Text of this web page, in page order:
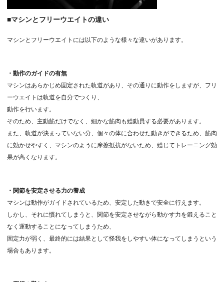
■マシンとフリーウエイトの違い
マシンとフリーウエイトには以下のような様々な違いがあります。
・動作のガイドの有無
マシンはあらかじめ固定された軌道があり、その通りに動作をしますが、フリ
ーウエイトは軌道を自分でつくり、
動作を行います。
そのため、主動筋だけでなく、細かな筋肉も総動員する必要があります。
また、軌道が決まっていない分、個々の体に合わせた動きができるため、筋肉
に効かせやすく、マシンのように摩擦抵抗がないため、総じてトレーニング効
果が高くなります。
・関節を安定させる力の養成
マシンは動作がガイドされているため、安定した動きで安全に行えます。
しかし、それに慣れてしまうと、関節を安定させながら動かす力を鍛えること
なく運動することになってしまうため、
固定力が弱く、最終的には結果として怪我をしやすい体になってしまうという
場合もあります。